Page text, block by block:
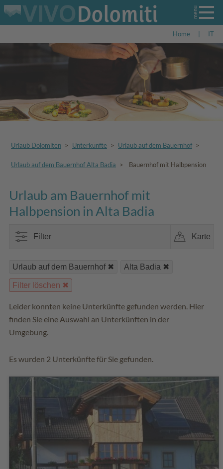
Home IT
Urlaub Dolomiten > Unterkünfte > Urlaub auf dem Bauernhof >
Urlaub auf dem Bauernhof Alta Badia > Bauernhof mit Halbpension
Urlaub am Bauernhof mit
Halbpension in Alta Badia
Filter Karte
Urlaub auf dem Bauernhof Alta Badia
Filter löschen
Leider konnten keine Unterkünfte gefunden werden. Hier
finden Sie eine Auswahl an Unterkünften in der
Umgebung.
Es wurden 2 Unterkünfte für Sie gefunden.